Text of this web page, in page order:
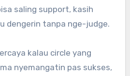
saling support, kasih
dengerin tanpa nge-judge.
kalau circle yang
nyemangatin pas sukses,